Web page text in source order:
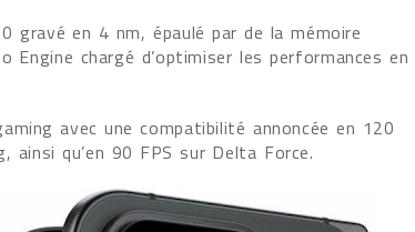
gravé en 4 nm, épaulé par de la mémoire
chargé d’optimiser les performances en
avec une compatibilité annoncée en 120
ainsi qu’en 90 FPS sur Delta Force.